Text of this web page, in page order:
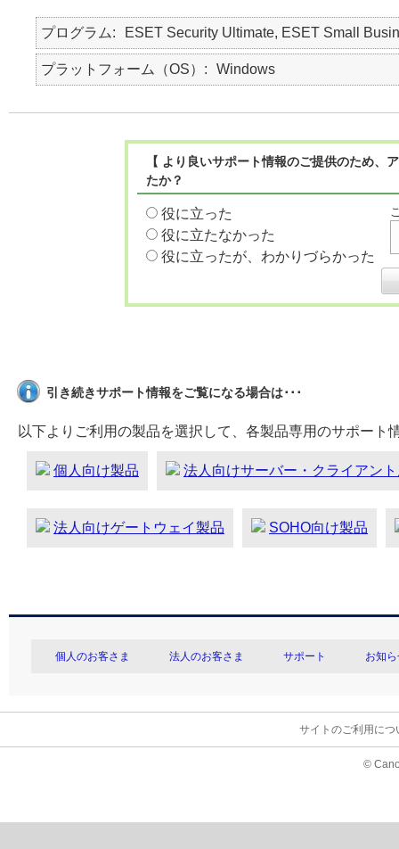
プログラム ESET Security Ultimate, ESET Small
プラットフォーム（OS） Windows
【 より良いサポート情報のご提供のため
たか？
役に立った
役に立たなかった
役に立ったが、わかりづらかった
引き続きサポート情報をご覧になる場合は･･･
以下よりご利用の製品を選択して、各製品専用のサポート
個人向け製品 法人向けサーバー・クライアン
法人向けゲートウェイ製品 SOHO向け製品
個人のお客さま 法人のお客さま サポート お知
サイトのご利用につ
©